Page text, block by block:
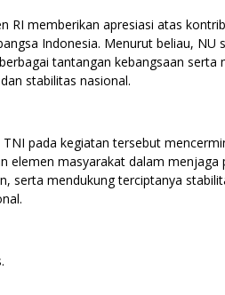
RI memberikan apresiasi atas
Indonesia. Menurut beliau, NU
tantangan kebangsaan serta
stabilitas nasional.
TNI pada kegiatan tersebut
elemen masyarakat dalam
serta mendukung terciptanya